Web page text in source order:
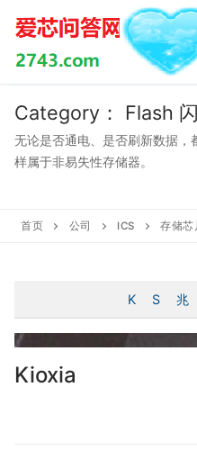
Skip
content
Category： Flash
无论是否通电、是否刷新数据，
样属于非易失性存储器。
首页 公司 ICS 存储芯
K S 兆
Kioxia